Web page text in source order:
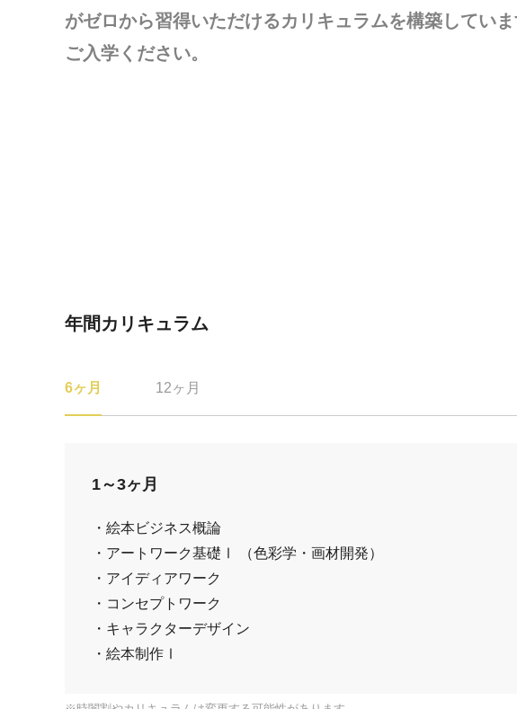
がゼロから習得いただけるカリキュラムを構築してい
ご入学ください。
年間カリキュラム
6ヶ月 12ヶ月
1～3ヶ月
・絵本ビジネス概論
・アートワーク基礎Ⅰ （色彩学・画材開発）
・アイディアワーク
・コンセプトワーク
・キャラクターデザイン
・ 絵本制作Ⅰ